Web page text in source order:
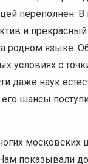
переполнен.
и
родном языке.
условиях с
даже наук
шансы
показывали